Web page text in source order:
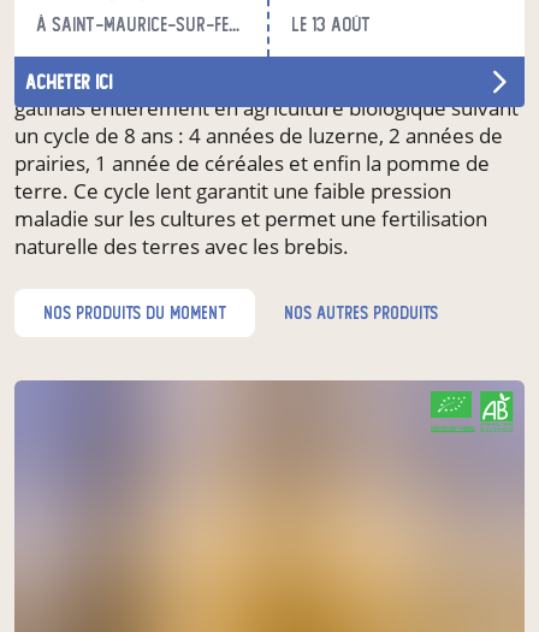
à Saint-Maurice-sur-Fessard
le 13 août
acheter ici
prairies implantées aux abords de la ferme, tandis que
les agneaux sont “finis” en bergerie.
Nos pommes de terre sont cultivées sur ce terroir
gâtinais entièrement en agriculture biologique suivant
un cycle de 8 ans : 4 années de luzerne, 2 années de
prairies, 1 année de céréales et enfin la pomme de
terre. Ce cycle lent garantit une faible pression
maladie sur les cultures et permet une fertilisation
naturelle des terres avec les brebis.
nos produits du moment nos autres produits
CERTIFIÉ PAR FR-BIO-01
AGRICULTURE FRANCE